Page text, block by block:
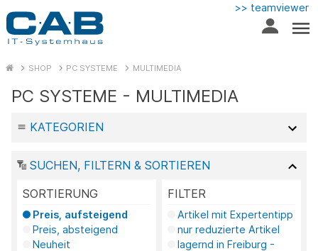
>> teamviewer
SHOP PC SYSTEME MULTIMEDIA
PC SYSTEME - MULTIMEDIA
KATEGORIEN
SUCHEN, FILTERN & SORTIEREN
SORTIERUNG
Preis, aufsteigend
Preis, absteigend
Neuheit
FILTER
Artikel mit Expertentipp
nur reduzierte Artikel
lagernd in Freiburg -